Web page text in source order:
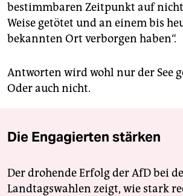
bestimmbaren Zeitpunkt auf
Weise getötet und an einem bis
bekannten Ort verborgen haben“.
Antworten wird wohl nur der See
Oder auch nicht.
Die Engagierten stärken
Der drohende Erfolg der AfD bei
Landtagswahlen zeigt, wie stark